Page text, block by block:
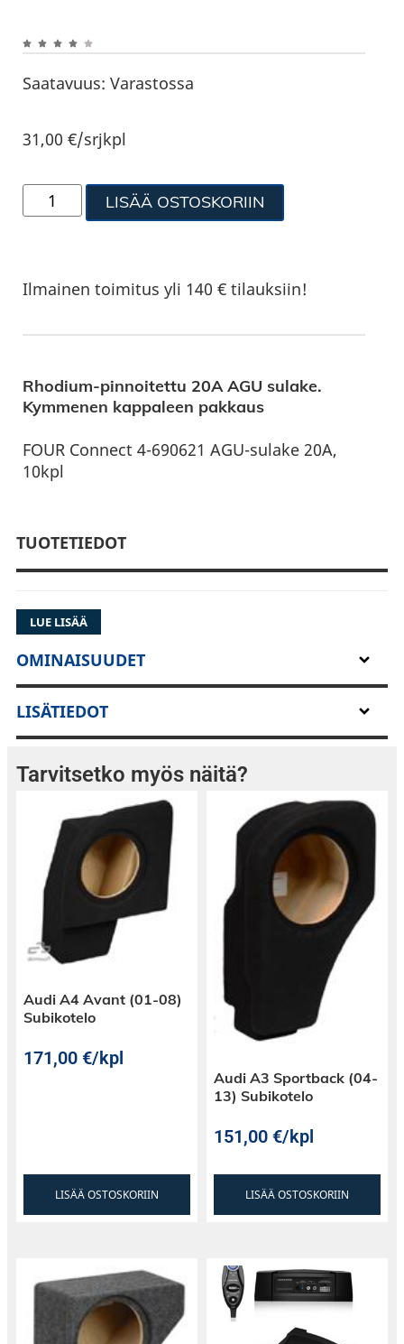
Saatavuus: Varastossa
31,00€/srjkpl
LISÄÄ OSTOSKORIIN
Ilmainen toimitus yli 140 € tilauksiin!
Rhodium-pinnoitettu 20A AGU sulake.
Kymmenen kappaleen pakkaus
FOUR Connect 4-690621 AGU-sulake 20A,
10kpl
TUOTETIEDOT
LUE LISÄÄ
OMINAISUUDET
LISÄTIEDOT
Tarvitsetko myös näitä?
Audi A4 Avant (01-08)
Subikotelo
171,00€/kpl
LISÄÄ OSTOSKORIIN
Audi A3 Sportback (04-
13) Subikotelo
151,00€/kpl
LISÄÄ OSTOSKORIIN